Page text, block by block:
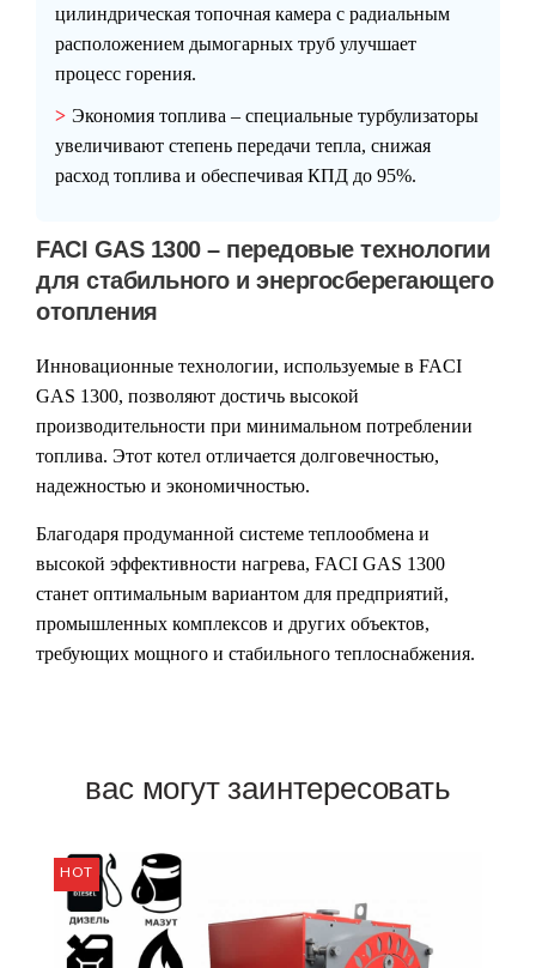
цилиндрическая топочная камера с радиальным
расположением дымогарных труб улучшает
процесс горения.
Экономия топлива – специальные турбулизаторы
увеличивают степень передачи тепла, снижая
расход топлива и обеспечивая КПД до 95%.
FACI GAS 1300 – передовые технологии
для стабильного и энергосберегающего
отопления
Инновационные технологии, используемые в FACI
GAS 1300, позволяют достичь высокой
производительности при минимальном потреблении
топлива. Этот котел отличается долговечностью,
надежностью и экономичностью.
Благодаря продуманной системе теплообмена и
высокой эффективности нагрева, FACI GAS 1300
станет оптимальным вариантом для предприятий,
промышленных комплексов и других объектов,
требующих мощного и стабильного теплоснабжения.
вас могут заинтересовать